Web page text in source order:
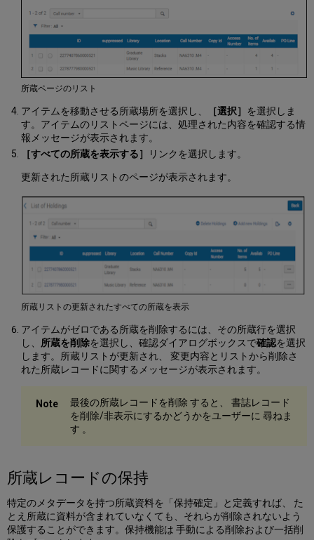
所蔵ページのリスト
アイテムを移動させる所蔵場所を選択し、 ［選択］
を選択しま
す。アイテムのリストページには、処理された内容を確認する情
報メッセージが表示されます。
［すべての所蔵を表示する］
リンクを選択します。
更新された所蔵リストのページが表示されます。
所蔵リストの更新されたすべての所蔵を表示
アイテムがゼロである所蔵を削除するには、その所蔵行を選択
し、 所蔵を削除を選択し、確認ダイアログボックスで確認を選択
します。所蔵リストが更新され、 変更内容とリストから削除さ
れた所蔵レコードに関するメッセージが表示されます。
最後の所蔵レコードを削除 すると、 書誌レコード
を削除/非表示にするかどうかをユーザーに 尋ねま
す 。
所蔵レコードの保持
特定のメタデータを持つ所蔵資料を「保持確定」と定義すれば、 た
とえ所蔵に資料が含まれていなくても、それらが削除されないよう
保護することができます。保持機能は 手動による削除および一括削